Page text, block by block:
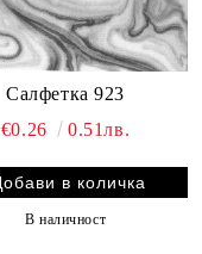
Салфетка 923
€0.26
0.51лв.
В наличност